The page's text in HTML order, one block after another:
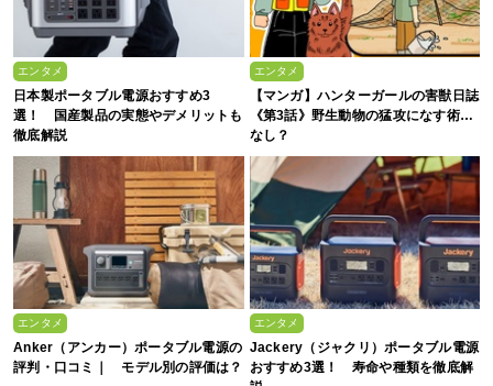
エンタメ
日本製ポータブル電源おすすめ3
選！ 国産製品の実態やデメリットも
徹底解説
エンタメ
【マンガ】ハンターガールの害獣日誌
《第3話》野生動物の猛攻になす術…
なし？
エンタメ
Anker（アンカー）ポータブル電源の
評判・口コミ｜ モデル別の評価は？
エンタメ
Jackery（ジャクリ）ポータブル電源
おすすめ3選！ 寿命や種類を徹底解